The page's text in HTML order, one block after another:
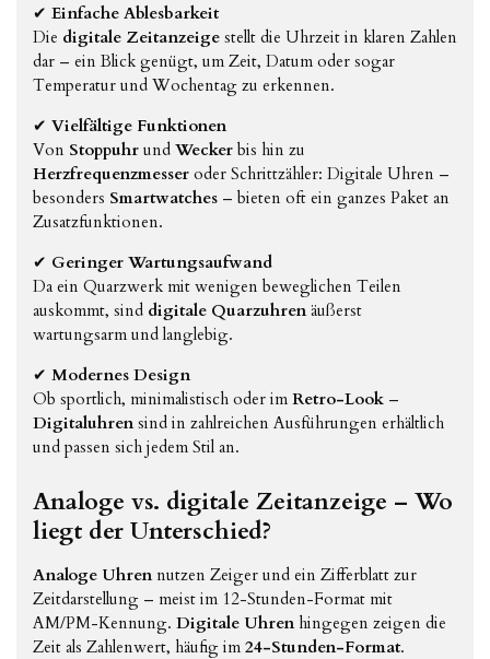
✔ Einfache Ablesbarkeit
Die digitale Zeitanzeige stellt die Uhrzeit in klaren Zahlen
dar – ein Blick genügt, um Zeit, Datum oder sogar
Temperatur und Wochentag zu erkennen.
✔ Vielfältige Funktionen
Von Stoppuhr und Wecker bis hin zu
Herzfrequenzmesser oder Schrittzähler: Digitale Uhren –
besonders Smartwatches – bieten oft ein ganzes Paket an
Zusatzfunktionen.
✔ Geringer Wartungsaufwand
Da ein Quarzwerk mit wenigen beweglichen Teilen
auskommt, sind digitale Quarzuhrenäußerst
wartungsarm und langlebig.
✔ Modernes Design
Ob sportlich, minimalistisch oder im Retro-Look –
Digitaluhrensind in zahlreichen Ausführungen erhältlich
und passen sich jedem Stil an.
Analoge vs. digitale Zeitanzeige – Wo
liegt der Unterschied?
Analoge Uhrennutzen Zeiger und ein Zifferblatt zur
Zeitdarstellung – meist im 12-Stunden-Format mit
AM/PM-Kennung. Digitale Uhrenhingegen zeigen die
Zeit als Zahlenwert, häufig im 24-Stunden-Format.